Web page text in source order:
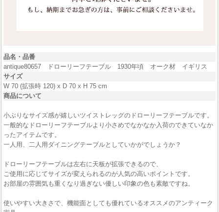
品名・品番
antique80657 ドローリーフテーブル 1930年頃 オーク材 イギリス
サイズ
W 70 (拡張時 120) x D 70 x H 75 cm
商品について
小ぶりなサイズ感が嬉しいツイストレッグのドローリーフテーブルです。
一般的なドローリーフテーブルより小さめでなかなか入荷のできていなか
ったアイテムです。
一人用、二人用ダイニングテーブルとしていかがでしょうか？
ドローリーフテーブルは左右に天板が拡張できるので、
ご使用に応じてサイズが変えられるのが人気の高いポイントです。
お部屋の雰囲気も重くなり過ぎない優しい印象の色も素敵ですね。
使いやすい大きさで、機能面としても優れているオススメのアンティーク